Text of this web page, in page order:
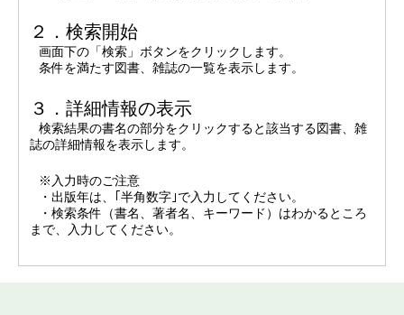
２．検索開始
画面下の「検索」ボタンをクリックします。
条件を満たす図書、雑誌の一覧を表示します。
３．詳細情報の表示
検索結果の書名の部分をクリックすると該当する図書、雑
誌の詳細情報を表示します。
※入力時のご注意
・出版年は、｢半角数字｣で入力してください。
・検索条件（書名、著者名、キーワード）はわかるところ
まで、入力してください。